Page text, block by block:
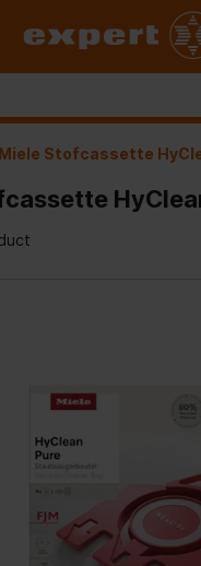
Miele Stofcassette